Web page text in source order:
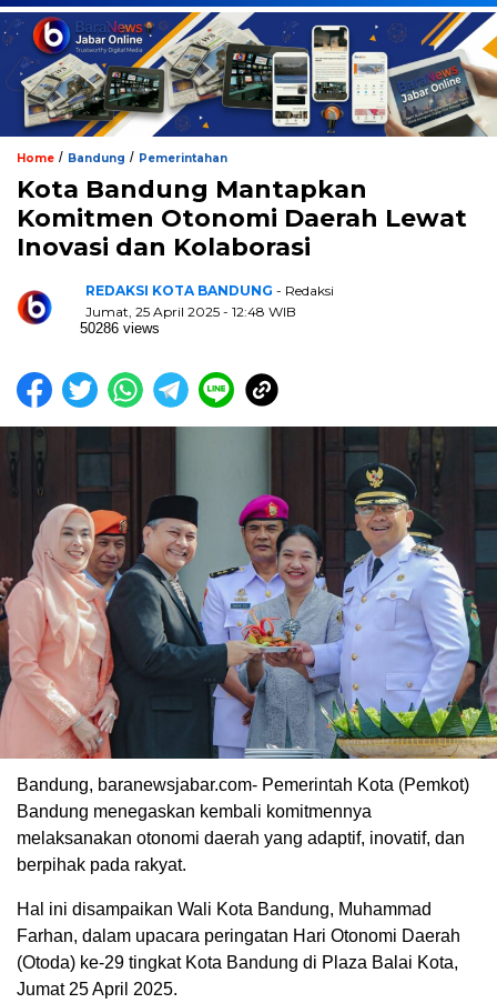
Home / Bandung / Pemerintahan
Kota Bandung Mantapkan
Komitmen Otonomi Daerah Lewat
Inovasi dan Kolaborasi
REDAKSI KOTA BANDUNG - Redaksi
Jumat, 25 April 2025 - 12:48 WIB
50286 views
Bandung, baranewsjabar.com- Pemerintah Kota (Pemkot)
Bandung menegaskan kembali komitmennya
melaksanakan otonomi daerah yang adaptif, inovatif, dan
berpihak pada rakyat.
Hal ini disampaikan Wali Kota Bandung, Muhammad
Farhan, dalam upacara peringatan Hari Otonomi Daerah
(Otoda) ke-29 tingkat Kota Bandung di Plaza Balai Kota,
Jumat 25 April 2025.